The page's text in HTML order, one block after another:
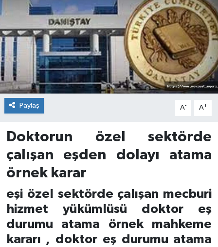
Paylaş A- A+
Doktorun özel sektörde
çalışan eşden dolayı atama
örnek karar
eşi özel sektörde çalışan mecburi
hizmet yükümlüsü doktor eş
durumu atama örnek mahkeme
kararı , doktor eş durumu atama